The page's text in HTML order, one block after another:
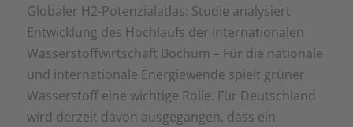
Globaler H2-Potenzialatlas: Studie analysiert
Entwicklung des Hochlaufs der internationalen
Wasserstoffwirtschaft Bochum – Für die nationale
und internationale Energiewende spielt grüner
Wasserstoff eine wichtige Rolle. Für Deutschland
wird derzeit davon ausgegangen, dass ein